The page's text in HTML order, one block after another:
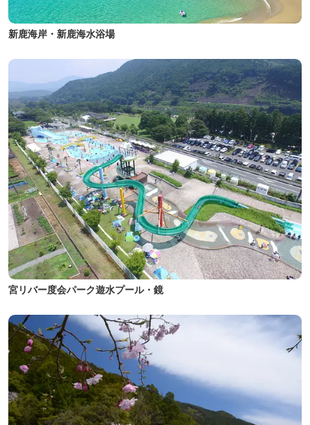
新鹿海岸・新鹿海水浴場
宮リバー度会パーク遊水プール・鏡